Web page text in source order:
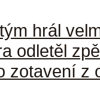
hrál
odletěl
zotavení z